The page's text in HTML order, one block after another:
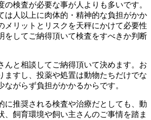
の検査が必要な事が人よりも多いです。
は人以上に肉体的・精神的な負担がかか
メリットとリスクを天秤にかけて必要性
をしてご納得頂いて検査をすべきか判断
んと相談してご納得頂いて決めます。お
ますし、投薬や処置は動物たちだけでな
ながらず負担がかかるからです。
に推奨される検査や治療だとしても、動
、飼育環境や飼い主さんのご事情を踏ま